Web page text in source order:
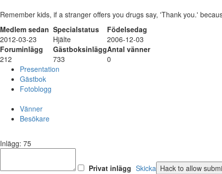
Remember kids, if a stranger offers you drugs say, 'Thank you.'
Medlem sedan Specialstatus
Födelsedag
2012-03-23
Hjälte
2006-12-03
Foruminlägg
GästboksinläggAntal vänner
212
733
0
Presentation
Gästbok
Fotoblogg
Vänner
Besökare
Inlägg: 75
Privat inlägg Skicka